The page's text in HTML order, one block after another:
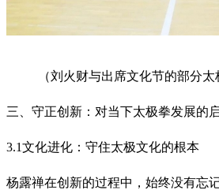
（刘火财与出席文化节的部分太
三、守正创新：对当下太极拳发展的
3.1文化进化：守住太极文化的根本
杨露禅在创新的过程中，始终没有忘